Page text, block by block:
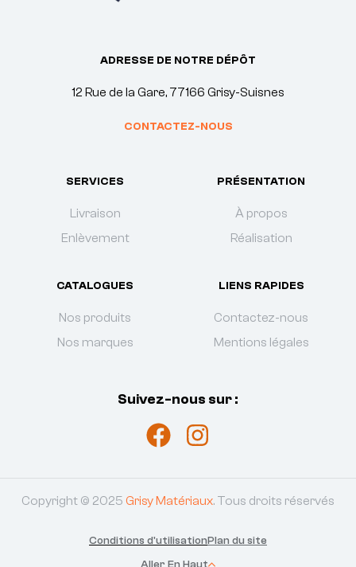
ADRESSE DE NOTRE DÉPÔT
12 Rue de la Gare, 77166 Grisy-Suisnes
CONTACTEZ-NOUS
SERVICES
Livraison
Enlèvement
PRÉSENTATION
À propos
Réalisation
CATALOGUES
Nos produits
Nos marques
LIENS RAPIDES
Contactez-nous
Mentions légales
Suivez-nous sur :
Copyright © 2025 Grisy Matériaux. Tous droits réservés
Aller En Haut
Conditions d'utilisationPlan du site